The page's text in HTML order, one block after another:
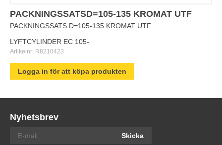
PACKNINGSSATSD=105-135 KROMAT UTF
PACKNINGSSATS D=105-135 KROMAT UTF
LYFTCYLINDER EC 105-
Artikelnr: R8210423
Logga in för att köpa produkten
Nyhetsbrev
Skicka